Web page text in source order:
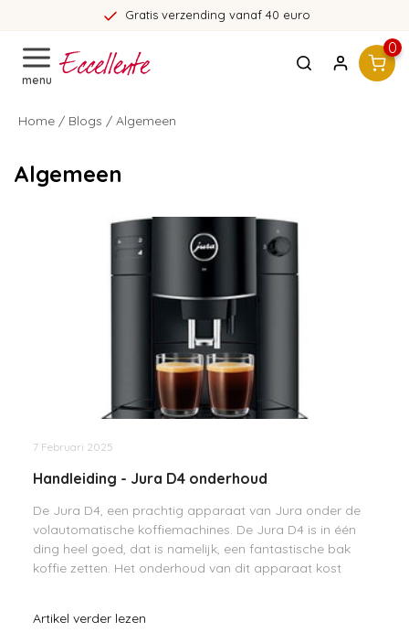
Gratis verzending vanaf 40 euro
menu
0
Home / Blogs / Algemeen
Algemeen
7 Februari 2025
Handleiding - Jura D4 onderhoud
De Jura D4, een prachtig apparaat van Jura onder de
volautomatische koffiemachines. De Jura D4 is in één
ding heel goed, dat is namelijk, een fantastische bak
koffie zetten. Het onderhoud van dit apparaat kost
Artikel verder lezen